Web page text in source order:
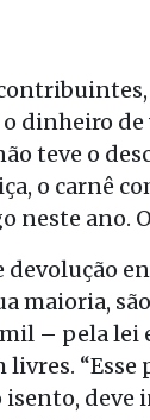
o dinheiro
teve o
o carnê
neste ano.
devolução
maioria,
– pela lei
livres.
deve